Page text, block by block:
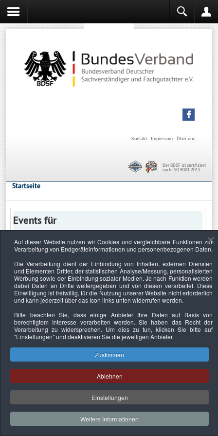
Über uns
Impressum
Kontakt
Der BDSF ist zertifiziert
nach ISO 9001:2015
Startseite
Events für
Keine Termine
Datenschutzerklärung Urheberrechtsnachweise Nachhaltigkeit
Copyright © 2026. Bundesverband Deutscher
Sachverständiger und Fachgutachter e.V..
Auf dieser Website nutzen wir Cookies und vergleichbare Funktionen zur
Verarbeitung von Endgeräteinformationen und personenbezogenen Daten.
Die Verarbeitung dient der Einbindung von Inhalten, externen Diensten
und Elementen Dritter, der statistischen Analyse/Messung, personalisierten
Werbung sowie der Einbindung sozialer Medien. Je nach Funktion werden
dabei Daten an Dritte weitergegeben und von diesen verarbeitet. Diese
Einwilligung ist freiwillig, für die Nutzung unserer Website nicht erforderlich
und kann jederzeit über das Icon links unten widerrufen werden.
Bitte beachten Sie, dass einige Anbieter Ihre Daten auf Basis von
berechtigtem Interesse verarbeiten werden. Sie haben das Recht der
Verarbeitung zu widersprechen. Um dies zu tun, klicken Sie bitte auf
"Einstellungen"und deaktivieren Sie die jeweiligen Anbieter.
Zustimmen
Ablehnen
Einstellungen
Weitere Informationen